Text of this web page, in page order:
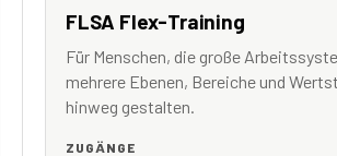
FLSA Flex-Training
Für Menschen, die große
mehrere Ebenen, Bereiche und
hinweg gestalten.
ZUGÄNGE